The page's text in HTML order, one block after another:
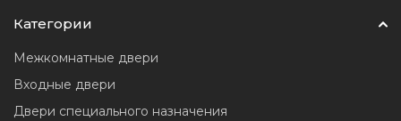
Категории
Межкомнатные двери
Входные двери
Двери специального назначения